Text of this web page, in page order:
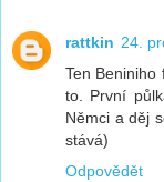
rattkin 24.
Ten Beniniho
to. První
Němci a děj
stává)
Odpovědět